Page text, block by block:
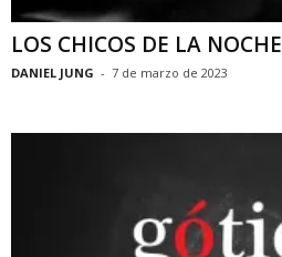
LOS CHICOS DE LA NOCHE
DANIEL JUNG - 7 de marzo de 2023